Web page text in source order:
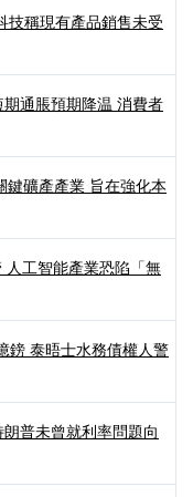
技稱現有產品銷售未受
通脹預期降温 消費者
鍵礦產產業 旨在強化本
人工智能產業恐陷「無
鎊 泰晤士水務債權人警
普未曾就利率問題向